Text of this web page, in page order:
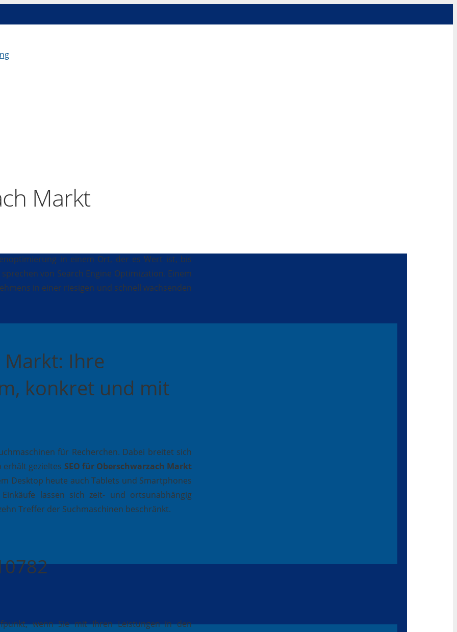
Markt
in einem Ort, der es Wert ist, bis
von Search Engine Optimization. Einem
in einer riesigen und schnell wachsenden
Markt: Ihre
konkret und mit
für Recherchen. Dabei breitet sich
gezieltes SEO für Oberschwarzach Markt
Desktop heute auch Tablets und Smartphones
lassen sich zeit- und ortsunabhängig
Treffer der Suchmaschinen beschränkt.
wenn Sie mit Ihren Leistungen in den